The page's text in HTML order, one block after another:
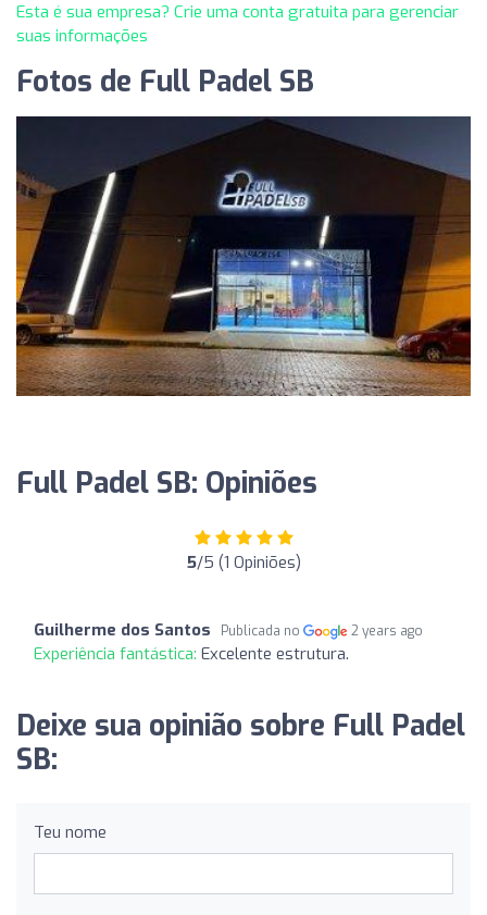
Esta é sua empresa? Crie uma conta gratuita para gerenciar
suas informações
Fotos de Full Padel SB
Full Padel SB: Opiniões
5/5 (1 Opiniões)
Guilherme dos Santos Publicada no 2 years ago
Experiência fantástica: Excelente estrutura.
Deixe sua opinião sobre Full Padel
SB:
Teu nome